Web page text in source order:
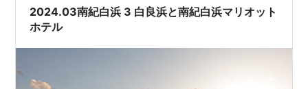
テル】で白浜を満喫♪ オーシャンビューのお部屋 山側の
お部屋もあります…
2024.03南紀白浜 3 白良浜と南紀白浜マリオット
ホテル